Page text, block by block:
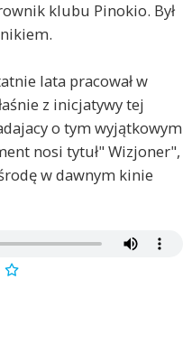
klubu Pinokio. Był
lata pracował w
z inicjatywy tej
o tym wyjątkowym
nosi tytuł" Wizjoner",
w dawnym kinie